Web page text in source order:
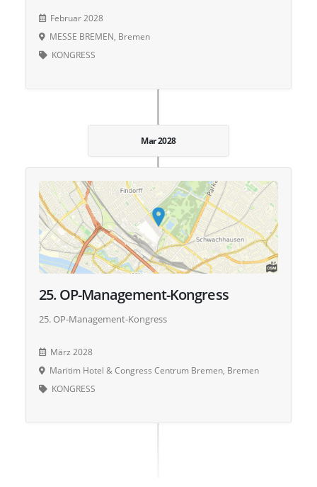
Februar 2028
MESSE BREMEN, Bremen
KONGRESS
Mar 2028
25. OP-Management-Kongress
25. OP-Management-Kongress
März 2028
Maritim Hotel & Congress Centrum Bremen, Bremen
KONGRESS